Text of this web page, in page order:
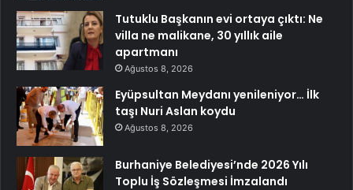
Tutuklu Başkanın evi ortaya çıktı: Ne
villa ne malikane, 30 yıllık aile
apartmanı
Ağustos 8, 2026
Eyüpsultan Meydanı yenileniyor… İlk
taşı Nuri Aslan koydu
Ağustos 8, 2026
Burhaniye Belediyesi’nde 2026 Yılı
Toplu İş Sözleşmesi İmzalandı